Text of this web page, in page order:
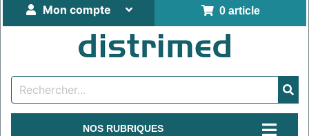
0 article
Mon compte
NOS RUBRIQUES